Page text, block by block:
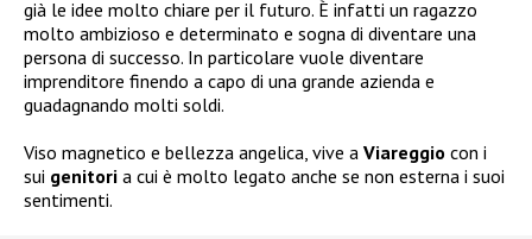
già le idee molto chiare per il futuro. È infatti un ragazzo
molto ambizioso e determinato e sogna di diventare una
persona di successo. In particolare vuole diventare
imprenditore finendo a capo di una grande azienda e
guadagnando molti soldi.
Viso magnetico e bellezza angelica, vive a Viareggio con i
sui genitori a cui è molto legato anche se non esterna i suoi
sentimenti.